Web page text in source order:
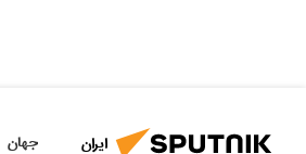
ایران جهان